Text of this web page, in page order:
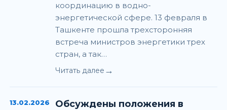
координацию в водно-
энергетической сфере. 13 февраля в
Ташкенте прошла трехсторонняя
встреча министров энергетики трех
стран, а так…
Читать далее →
13.02.2026
Обсуждены положения в